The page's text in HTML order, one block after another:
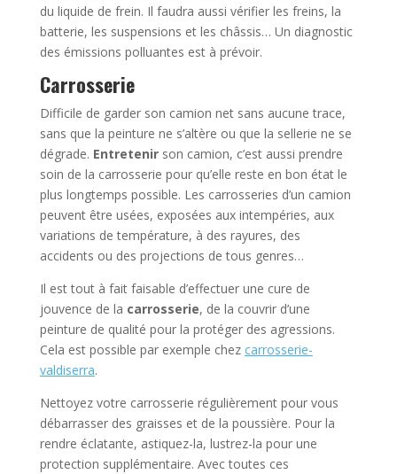
du liquide de frein. Il faudra aussi vérifier les freins, la
batterie, les suspensions et les châssis… Un diagnostic
des émissions polluantes est à prévoir.
Carrosserie
Difficile de garder son camion net sans aucune trace,
sans que la peinture ne s’altère ou que la sellerie ne se
dégrade. Entretenirson camion, c’est aussi prendre
soin de la carrosserie pour qu’elle reste en bon état le
plus longtemps possible. Les carrosseries d’un camion
peuvent être usées, exposées aux intempéries, aux
variations de température, à des rayures, des
accidents ou des projections de tous genres…
Il est tout à fait faisable d’effectuer une cure de
jouvence de la carrosserie, de la couvrir d’une
peinture de qualité pour la protéger des agressions.
Cela est possible par exemple chez carrosserie-
valdiserra.
Nettoyez votre carrosserie régulièrement pour vous
débarrasser des graisses et de la poussière. Pour la
rendre éclatante, astiquez-la, lustrez-la pour une
protection supplémentaire. Avec toutes ces